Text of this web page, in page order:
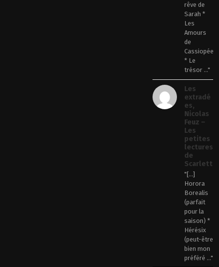
rêve de
Sarah *
Les
Amours
de
Cassiopée
* Le
trésor ..."
Les
extradé
es,
Nicolas
Feuz –
Les
petites
lectures
de
Scarlett
"[…]
Horora
Borealis
(parfait
pour la
saison) *
Hérésix
(peut-être
bien mon
préféré ..."